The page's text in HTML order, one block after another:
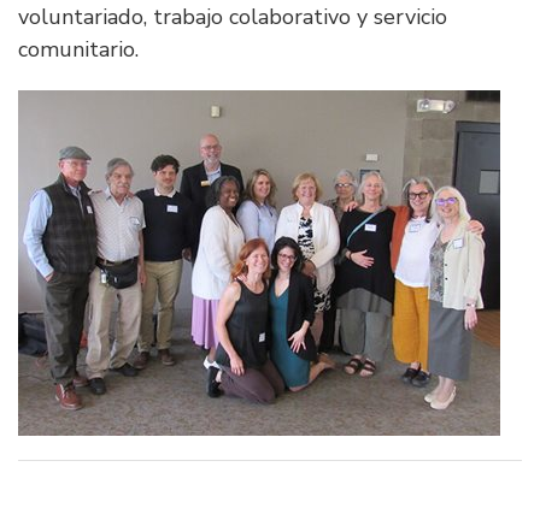
voluntariado, trabajo colaborativo y servicio
comunitario.